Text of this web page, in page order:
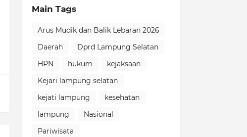
Main Tags
Arus Mudik dan Balik Lebaran 2026
Daerah
Dprd Lampung Selatan
HPN
hukum
kejaksaan
Kejari lampung selatan
kejati lampung
kesehatan
lampung
Nasional
Pariwisata